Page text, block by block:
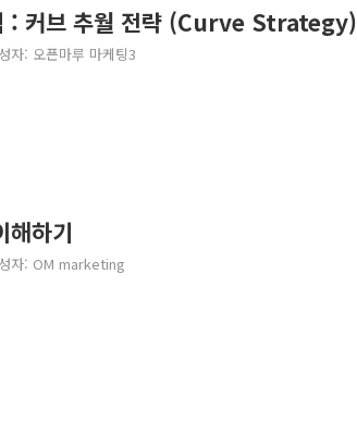
: 커브 추월 전략 (Curve Strategy)
자: 오픈마루 마케팅3
하기
자: OM marketing